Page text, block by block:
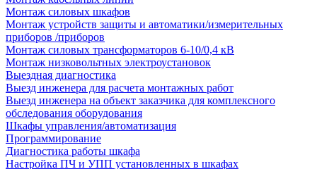
Монтаж силовых шкафов
Монтаж устройств защиты и автоматики/измерительных
приборов /приборов
Монтаж силовых трансформаторов 6-10/0,4 кВ
Монтаж низковольтных электроустановок
Выездная диагностика
Выезд инженера для расчета монтажных работ
Выезд инженера на объект заказчика для комплексного
обследования оборудования
Шкафы управления/автоматизация
Программирование
Диагностика работы шкафа
Настройка ПЧ и УПП установленных в шкафах